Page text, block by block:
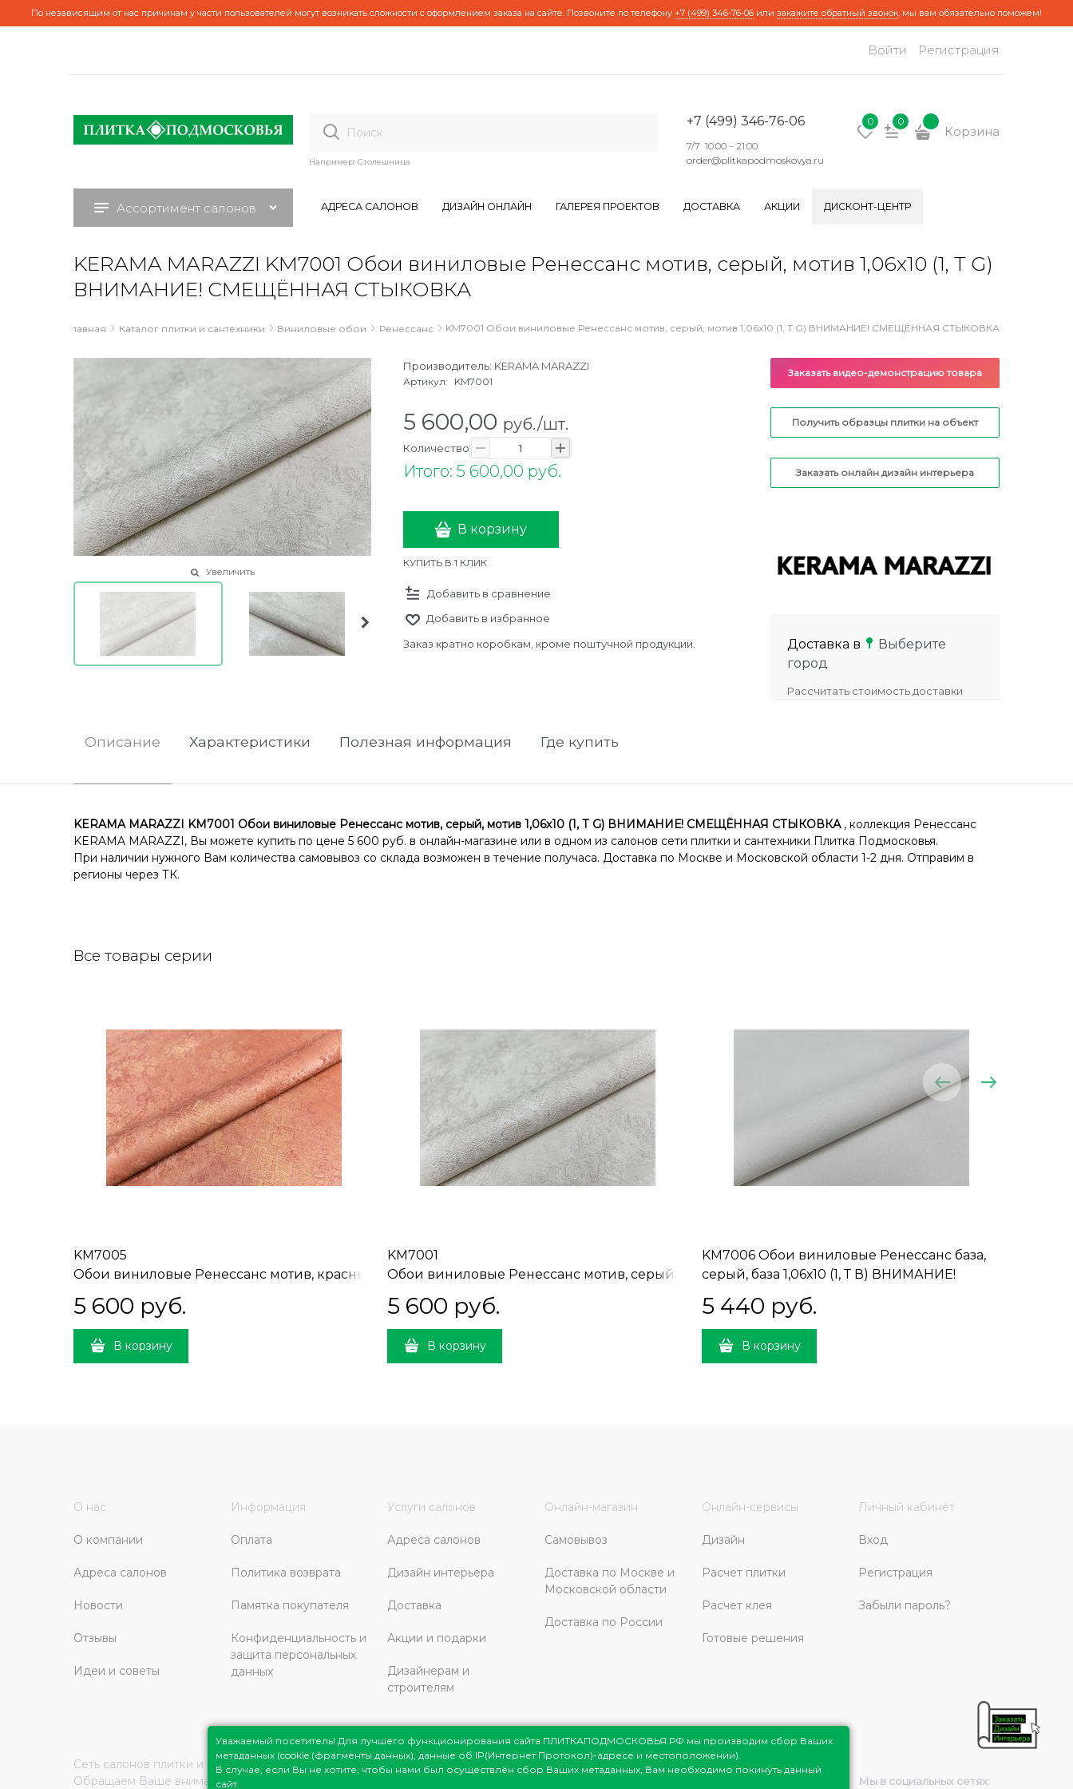
По независящим от нас причинам у части пользователей могут возникать сложности с оформлением заказа на сайте. Позвоните по телефону +7 (499) 346-76-06 или закажите обратный звонок, мы вам обязательно поможем!
Войти Регистрация
Например: Столешница
+7 (499) 346-76-06
7/7 10:00 – 21:00
order@plitkapodmoskovya.ru
0 0
Корзина
Ассортимент салонов АДРЕСА САЛОНОВ ДИЗАЙН ОНЛАЙН ГАЛЕРЕЯ ПРОЕКТОВ ДОСТАВКА АКЦИИ ДИСКОНТ-ЦЕНТР
KERAMA MARAZZI KM7001 Обои виниловые Ренессанс мотив, серый, мотив 1,06х10 (1, Т G)
ВНИМАНИЕ! СМЕЩЁННАЯ СТЫКОВКА
Главная Каталог плитки и сантехники Виниловые обои Ренессанс KM7001 Обои виниловые Ренессанс мотив, серый, мотив 1,06х10 (1, Т G) ВНИМАНИЕ! СМЕЩЁННАЯ СТЫКОВКА
Увеличить
Производитель: KERAMA MARAZZI
Артикул: KM7001
5 600,00 руб./шт.
Количество
Итого: 5 600,00 руб.
В корзину
КУПИТЬ В 1 КЛИК
Добавить в сравнение
Добавить в избранное
Заказ кратно коробкам, кроме поштучной продукции.
Заказать видео-демонстрацию товара
Получить образцы плитки на объект
Заказать онлайн дизайн интерьера
Доставка в
Выберите
город
Рассчитать стоимость доставки
Описание Характеристики Полезная информация Где купить
KERAMA MARAZZI KM7001 Обои виниловые Ренессанс мотив, серый, мотив 1,06х10 (1, Т G) ВНИМАНИЕ! СМЕЩЁННАЯ СТЫКОВКА, коллекция Ренессанс
KERAMA MARAZZI, Вы можете купить по цене 5 600 руб. в онлайн-магазине или в одном из салонов сети плитки и сантехники Плитка Подмосковья.
При наличии нужного Вам количества самовывоз со склада возможен в течение получаса. Доставка по Москве и Московской области 1-2 дня. Отправим в
регионы через ТК.
Все товары серии
KM7005
Обои виниловые Ренессанс мотив, красный,
мотив 1,06х10 (1, Т А) ВНИМАНИЕ!
СМЕЩЁННАЯ СТЫКОВКА
5 600 руб.
В корзину
KM7001
Обои виниловые Ренессанс мотив, серый,
мотив 1,06х10 (1, Т А) ВНИМАНИЕ!
СМЕЩЁННАЯ СТЫКОВКА
5 600 руб.
В корзину
KM7006 Обои виниловые Ренессанс база,
серый, база 1,06х10 (1, Т В) ВНИМАНИЕ!
НАПРАВЛЕННАЯ СТЫКОВКА
5 440 руб.
В корзину
О нас
О компании
Адреса салонов
Новости
Отзывы
Идеи и советы
Информация
Оплата
Политика возврата
Памятка покупателя
Конфиденциальность и
защита персональных
данных
Услуги салонов
Адреса салонов
Дизайн интерьера
Доставка
Акции и подарки
Дизайнерам и
строителям
Онлайн-магазин
Самовывоз
Доставка по Москве и
Московской области
Доставка по России
Онлайн-сервисы
Дизайн
Расчет плитки
Расчет клея
Готовые решения
Личный кабинет
Вход
Регистрация
Забыли пароль?
Сеть салонов плитки и сантехники Плитка Подмосковья
© 1998-2026
Обращаем Ваше внимание на то, что вся информация представлена на сайте
Мы в социальных сетях:
Уважаемый посетитель! Для лучшего функционирования сайта ПЛИТКАПОДМОСКОВЬЯ.РФ мы производим сбор Ваших
метаданных (cookie (фрагменты данных), данные об IP(Интернет Протокол)-адресе и местоположении).
В случае, если Вы не хотите, чтобы нами был осуществлён сбор Ваших метаданных, Вам необходимо покинуть данный
сайт.